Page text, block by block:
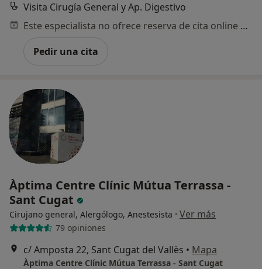
Visita Cirugía General y Ap. Digestivo
Este especialista no ofrece reserva de cita online en esta dirección.
Pedir una cita
Àptima Centre Clínic Mútua Terrassa -
Sant Cugat
Cirujano general, Alergólogo, Anestesista · Ver más
79 opiniones
c/ Amposta 22, Sant Cugat del Vallès • Mapa
Àptima Centre Clínic Mútua Terrassa - Sant Cugat